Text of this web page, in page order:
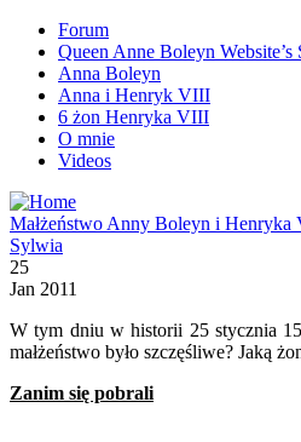
Forum
Queen Anne Boleyn Website’s
Anna Boleyn
Anna i Henryk VIII
6 żon Henryka VIII
O mnie
Videos
Małżeństwo Anny Boleyn i Henryka
Sylwia
25
Jan 2011
W tym dniu w historii 25 stycznia
małżeństwo było szczęśliwe? Jaką
Zanim się pobrali